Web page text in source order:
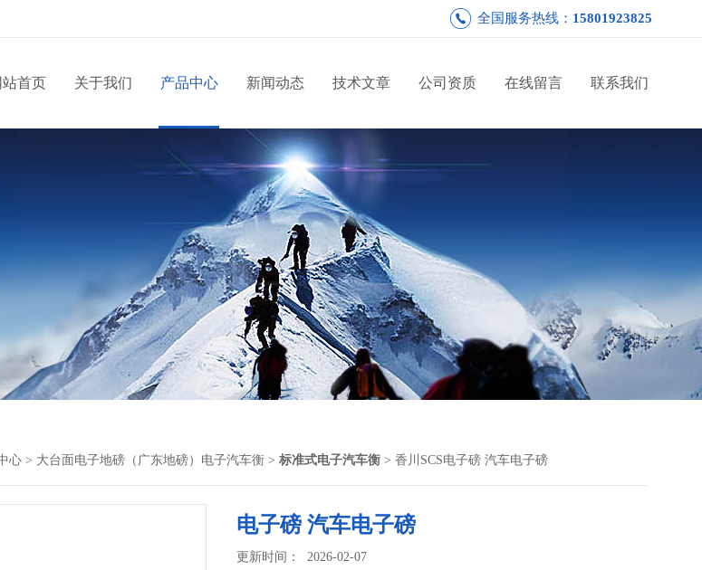
全国服务热线： 15801923825
站首页 关于我们 产品中心 新闻动态 技术文章 公司资质 在线留言 联系我们
心 > 大台面电子地磅（广东地磅）电子汽车衡 > 标准式电子汽车衡 > 香川SCS电子磅 汽车电子磅
电子磅 汽车电子磅
更新时间： 2026-02-07